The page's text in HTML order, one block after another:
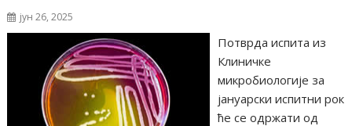
јун 26, 2025
Потврда испита из
Клиничке
микробиологије за
јануарски испитни рок
ће се одржати од